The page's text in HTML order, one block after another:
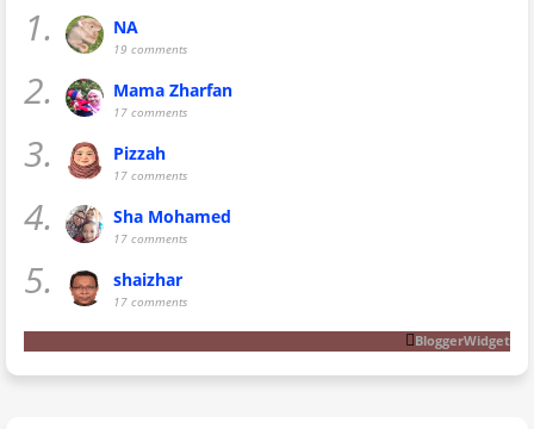
1. NA
19 comments
2. Mama Zharfan
17 comments
3. Pizzah
17 comments
4. Sha Mohamed
17 comments
5. shaizhar
17 comments
BloggerWidget